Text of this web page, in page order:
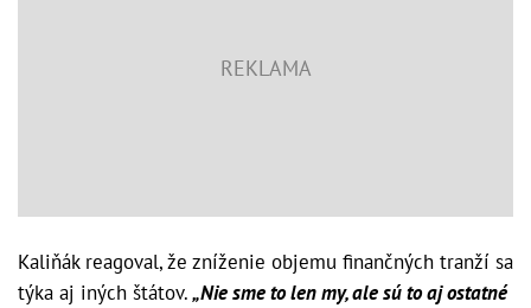
Kaliňák reagoval, že zníženie objemu finančných tranží sa
týka aj iných štátov.„Nie sme to len my, ale sú to aj ostatné